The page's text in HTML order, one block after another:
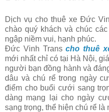
Dịch vụ cho thuê xe Đức
chào quý khách và chúc
ngập niềm vui, hạnh phúc.
Đức Vinh Transcho thuê
mới nhất chỉ có tại Hà Nội,
người bạn đồng hành và
dâu và chú rể trong ngày
điểm cho buổi cưới sang
dàng mạng lại cho ngày
sạng trọng, thể hiện chú rể